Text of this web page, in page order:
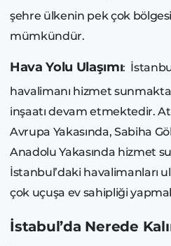
şehre ülkenin pek çok
mümkündür.
Hava Yolu Ulaşımı:
havalimanı hizmet
inşaatı devam etmektedir.
Avrupa Yakasında, Sabiha
Anadolu Yakasında hizmet
İstanbul’daki havalimanları
çok uçuşa ev sahipliği
İstabul’da Nerede